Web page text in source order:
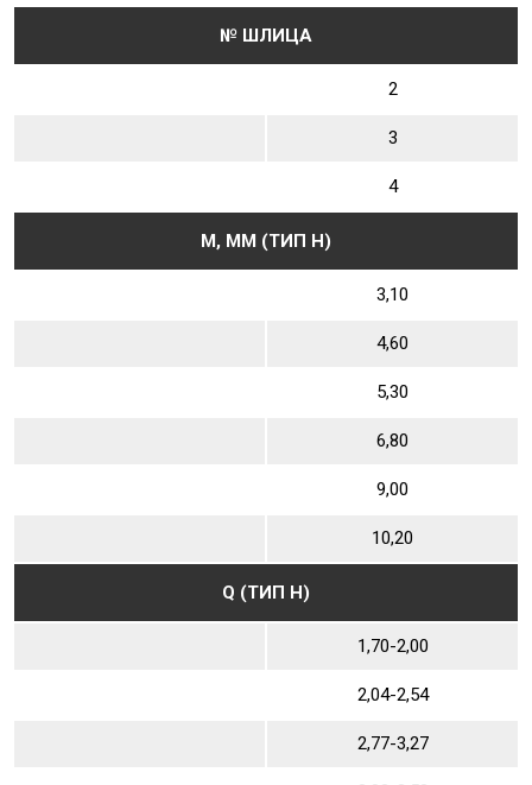
№ ШЛИЦА
2
3
4
М, ММ (ТИП Н)
3,10
4,60
5,30
6,80
9,00
10,20
Q (ТИП Н)
1,70-2,00
2,04-2,54
2,77-3,27